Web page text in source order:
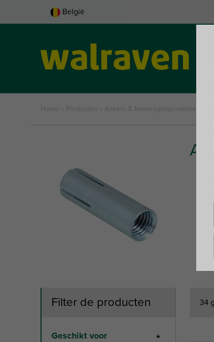
België
Home Producten Ankers & bevestigingsmaterialen
34
Filter de producten
Geschikt voor